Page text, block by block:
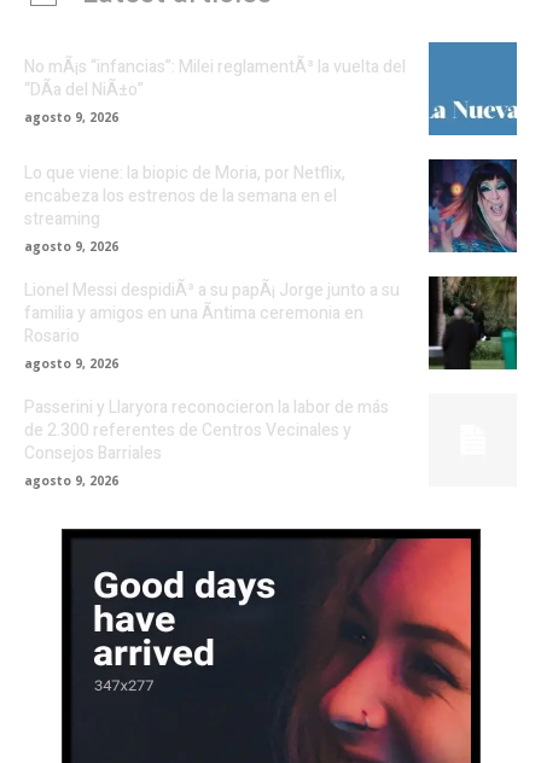
No mÃ¡s “infancias”: Milei reglamentÃ³ la vuelta del
“DÃ­a del NiÃ±o”
agosto 9, 2026
Lo que viene: la biopic de Moria, por Netflix,
encabeza los estrenos de la semana en el
streaming
agosto 9, 2026
Lionel Messi despidiÃ³ a su papÃ¡ Jorge junto a su
familia y amigos en una Ã­ntima ceremonia en
Rosario
agosto 9, 2026
Passerini y Llaryora reconocieron la labor de más
de 2.300 referentes de Centros Vecinales y
Consejos Barriales
agosto 9, 2026